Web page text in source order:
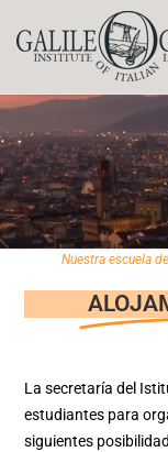
Nuestra escuela
La secretaría del
estudiantes para
siguientes